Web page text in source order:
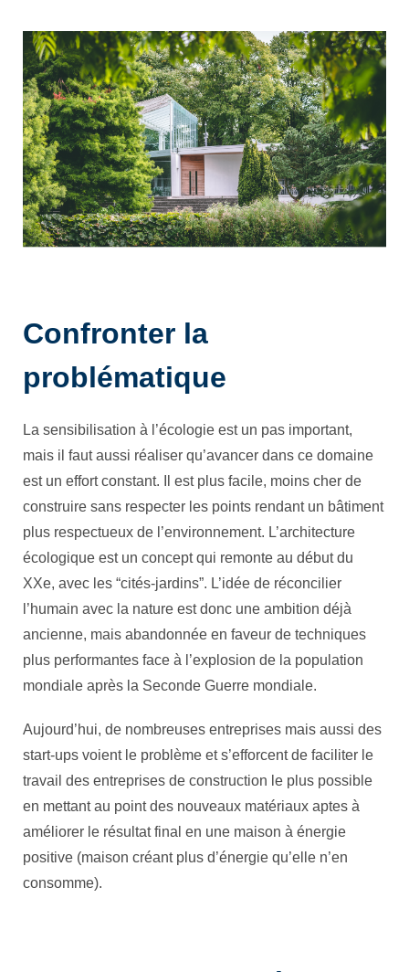
Confronter la
problématique
La sensibilisation à l’écologie est un pas important,
mais il faut aussi réaliser qu’avancer dans ce domaine
est un effort constant. Il est plus facile, moins cher de
construire sans respecter les points rendant un bâtiment
plus respectueux de l’environnement. L’architecture
écologique est un concept qui remonte au début du
XXe, avec les “cités-jardins”. L’idée de réconcilier
l’humain avec la nature est donc une ambition déjà
ancienne, mais abandonnée en faveur de techniques
plus performantes face à l’explosion de la population
mondiale après la Seconde Guerre mondiale.
Aujourd’hui, de nombreuses entreprises mais aussi des
start-ups voient le problème et s’efforcent de faciliter le
travail des entreprises de construction le plus possible
en mettant au point des nouveaux matériaux aptes à
améliorer le résultat final en une maison à énergie
positive (maison créant plus d’énergie qu’elle n’en
consomme).